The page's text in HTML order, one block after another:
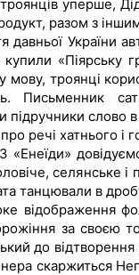
уперше,
разом з
давньої України
«Піярську
мову, троянці
Письменник
підручники слово
речі хатнього і
«Енеїди»
селянське
танцювали в
відображення
за своєю
до
скаржиться